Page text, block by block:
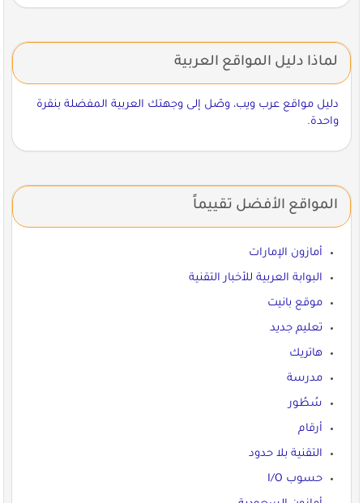
لماذا دليل المواقع العربية
دليل مواقع عرب ويب، وصّل إلى وجهتك العربية المفضلة بنقرة
واحدة.
المواقع الأفضل تقييماً
أمازون الإمارات
البوابة العربية للأخبار التقنية
موقع بانيت
تعليم جديد
هاتريك
مدرسة
سُطُور
أرقام
التقنية بلا حدود
حسوب I/O